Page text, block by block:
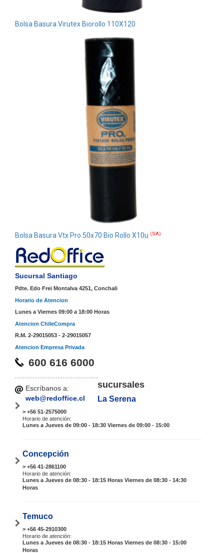
Bolsa Basura Virutex Biorollo 110X120
Bolsa Basura Vtx Pro 50x70 Bio Rollo X10u (SA)
Sucursal Santiago
Pdte. Edo Frei Montalva 4251, Conchali
Horario de Atencion
Lunes a Viernes 09:00 a 18:00 Horas
Atencion ChileCompra
R.M. 2-29015053 - 2-29015057
Atencion Empresa Privada
600 616 6000
Escríbanos a:
web@redoffice.cl
sucursales
La Serena
> +56 51-2575000
Horario de atención:
Lunes a Jueves de 09:00 - 18:30 Viernes de 09:00 - 15:00
Concepción
> +56 41-2861100
Horario de atención:
Lunes a Jueves de 08:30 - 18:15 Horas Viernes de 08:30 - 14:30
Horas
Temuco
> +56 45-2910300
Horario de atención:
Lunes a Jueves de 08:30 - 18:15 Horas Viernes de 08:30 - 15:00
Horas